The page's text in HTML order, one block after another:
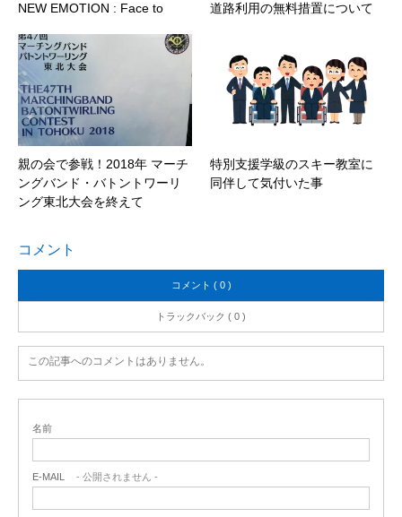
NEW EMOTION : Face to
道路利用の無料措置について
親の会で参戦！2018年 マーチ
ングバンド・バトントワーリ
ング東北大会を終えて
特別支援学級のスキー教室に
同伴して気付いた事
コメント
コメント ( 0 )
トラックバック ( 0 )
この記事へのコメントはありません。
名前
E-MAIL - 公開されません -